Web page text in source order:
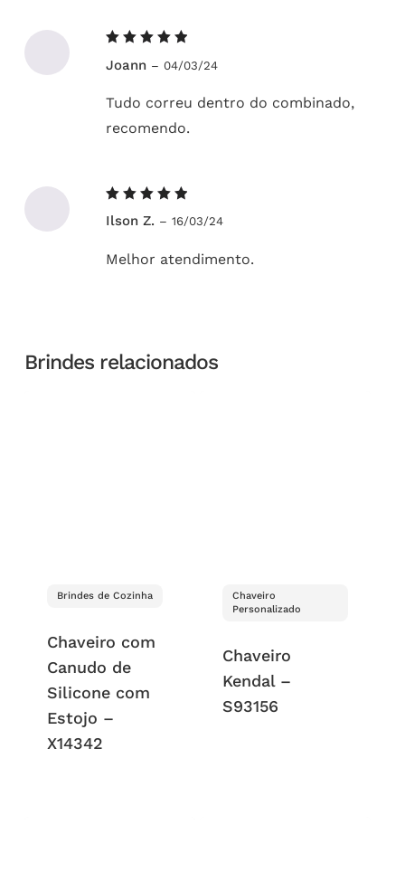
5de 5
Joann – 04/03/24
Tudo correu dentro do combinado,
recomendo.
5de 5
Ilson Z. – 16/03/24
Melhor atendimento.
Brindes relacionados
Brindes de Cozinha
Chaveiro com
Canudo de
Silicone com
Estojo –
X14342
Chaveiro
Personalizado
Chaveiro
Kendal –
S93156